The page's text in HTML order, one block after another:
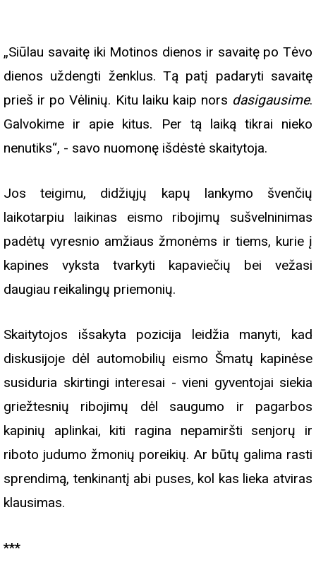
„Siūlau savaitę iki Motinos dienos ir savaitę po Tėvo
dienos uždengti ženklus. Tą patį padaryti savaitę
prieš ir po Vėlinių. Kitu laiku kaip nors dasigausime.
Galvokime ir apie kitus. Per tą laiką tikrai nieko
nenutiks“, - savo nuomonę išdėstė skaitytoja.
Jos teigimu, didžiųjų kapų lankymo švenčių
laikotarpiu laikinas eismo ribojimų sušvelninimas
padėtų vyresnio amžiaus žmonėms ir tiems, kurie į
kapines vyksta tvarkyti kapaviečių bei vežasi
daugiau reikalingų priemonių.
Skaitytojos išsakyta pozicija leidžia manyti, kad
diskusijoje dėl automobilių eismo Šmatų kapinėse
susiduria skirtingi interesai - vieni gyventojai siekia
griežtesnių ribojimų dėl saugumo ir pagarbos
kapinių aplinkai, kiti ragina nepamiršti senjorų ir
riboto judumo žmonių poreikių. Ar būtų galima rasti
sprendimą, tenkinantį abi puses, kol kas lieka atviras
klausimas.
***